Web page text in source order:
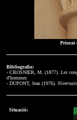
Priorat
Bibliografia:
- CROSNIER, M. (1877). Les
d'hommes
- DUPONT, Jean (1976).
Situació: